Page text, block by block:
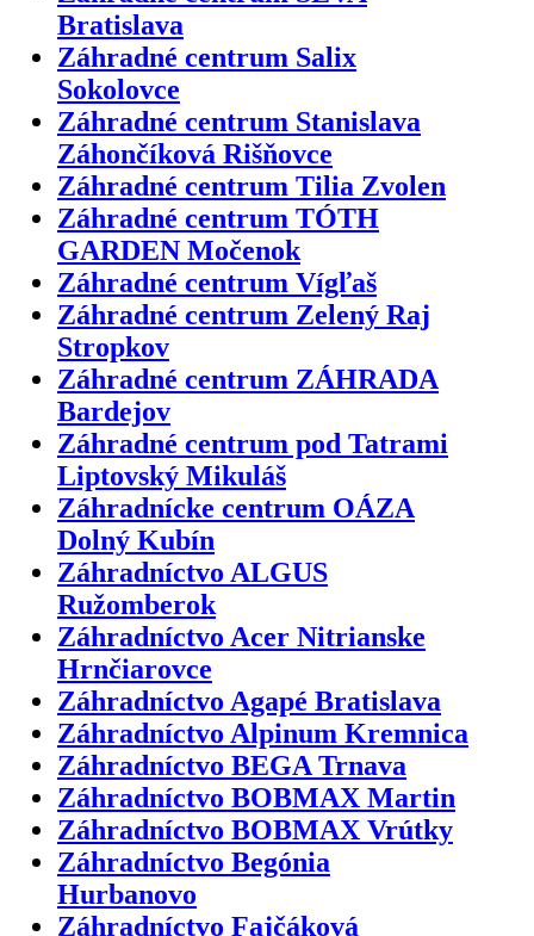
Bratislava
Záhradné centrum Salix
Sokolovce
Záhradné centrum Stanislava
Záhončíková Rišňovce
Záhradné centrum Tilia Zvolen
Záhradné centrum TÓTH
GARDEN Močenok
Záhradné centrum Vígľaš
Záhradné centrum Zelený Raj
Stropkov
Záhradné centrum ZÁHRADA
Bardejov
Záhradné centrum pod Tatrami
Liptovský Mikuláš
Záhradnícke centrum OÁZA
Dolný Kubín
Záhradníctvo ALGUS
Ružomberok
Záhradníctvo Acer Nitrianske
Hrnčiarovce
Záhradníctvo Agapé Bratislava
Záhradníctvo Alpinum Kremnica
Záhradníctvo BEGA Trnava
Záhradníctvo BOBMAX Martin
Záhradníctvo BOBMAX Vrútky
Záhradníctvo Begónia
Hurbanovo
Záhradníctvo Fajčáková